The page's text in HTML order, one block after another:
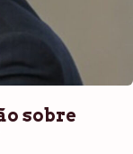
sobre